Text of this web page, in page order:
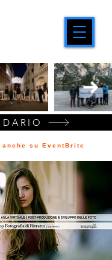
anche su EventBrite